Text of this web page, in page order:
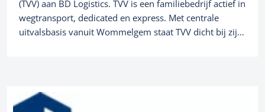
Services
M&A transaction advisory
Owner buyout
(TVV) aan BD Logistics. TVV is een familiebedrijf actief in
wegtransport, dedicated en express. Met centrale
uitvalsbasis vanuit Wommelgem staat TVV dicht bij zijn